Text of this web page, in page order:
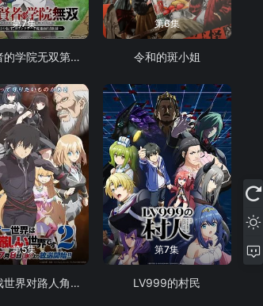
第7集
落第贤者的学院无双第二回转生，S等级作弊魔术师冒险记
第6集
令和的斑小姐
第5集
乙女游戏世界对路人角色很不友好 第二季
第7集
LV999的村民